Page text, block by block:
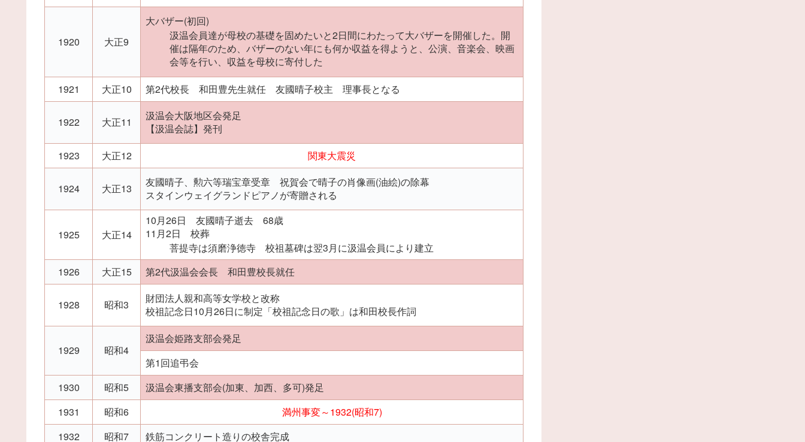
1920 大正9
大バザー(初回)
汲温会員達が母校の基礎を固めたいと2日間にわたって大バザーを開催した。開
催は隔年のため、バザーのない年にも何か収益を得ようと、公演、音楽会、映画
会等を行い、収益を母校に寄付した
1921
大正10 第2代校長 和田豊先生就任 友國晴子校主 理事長となる
1922 大正11
汲温会大阪地区会発足
【汲温会誌】発刊
1923
大正12 関東大震災
1924 大正13
友國晴子、勲六等瑞宝章受章 祝賀会で晴子の肖像画(油絵)の除幕
スタインウェイグランドピアノが寄贈される
1925 大正14
10月26日 友國晴子逝去 68歳
11月2日 校葬
菩提寺は須磨浄徳寺 校祖墓碑は翌3月に汲温会員により建立
1926
大正15 第2代汲温会会長 和田豊校長就任
1928 昭和3
財団法人親和高等女学校と改称
校祖記念日10月26日に制定「校祖記念日の歌」は和田校長作詞
1929 昭和4
汲温会姫路支部会発足
第1回追弔会
1930
昭和5
汲温会東播支部会(加東、加西、多可)発足
1931
昭和6
満州事変～1932(昭和7)
1932
昭和7 鉄筋コンクリート造りの校舎完成